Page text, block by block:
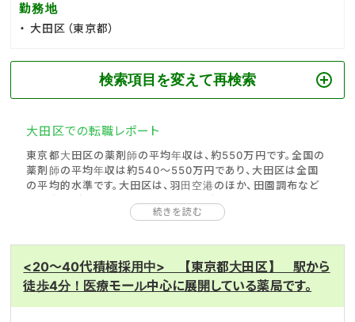
勤務地
大田区（東京都）
検索項目を変えて再検索
大田区での転職レポート
東京都大田区の薬剤師の平均年収は、約550万円です。全国の
薬剤師の平均年収は約540～550万円であり、大田区は全国
の平均的水準です。大田区は、羽田空港のほか、田園調布など
ため、医薬品の市場規模が大きく、薬剤師の平均年収も高くなっ
域医療情報システム（JMAP）によれば、2018年現在、大田区
の薬剤師は、人口10万あたり142人（全国平均：108人）です。
大田区は、薬剤師の人数が充実していますが、薬局の数も多い
ため、希望に合う就職先を探しやすいでしょう。
大田区は、医療機関や薬局を利用する外国人の方も多く、患者
続きを読む
<20～40代積極採用中> 【東京都大田区】 駅から
徒歩4分！医療モール中心に展開している薬局です。